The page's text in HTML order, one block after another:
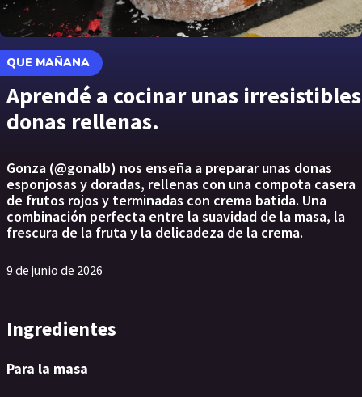
QUE MAÑANA
Aprendé a cocinar unas irresistibles
donas rellenas.
Gonza (@gonalb) nos enseña a preparar unas donas
esponjosas y doradas, rellenas con una compota casera
de frutos rojos y terminadas con crema batida. Una
combinación perfecta entre la suavidad de la masa, la
frescura de la fruta y la delicadeza de la crema.
9 de junio de 2026
Ingredientes
Para la masa